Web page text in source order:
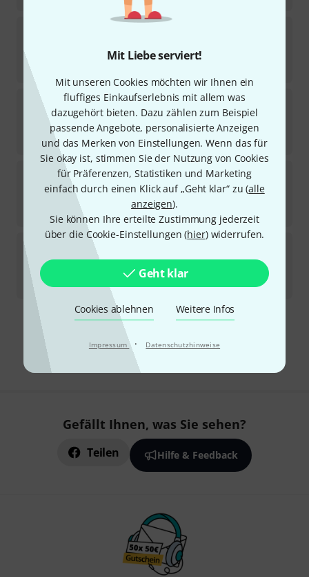
Mit Liebe serviert!
Mit unseren Cookies möchten wir Ihnen ein
fluffiges Einkaufserlebnis mit allem was
dazugehört bieten. Dazu zählen zum Beispiel
passende Angebote, personalisierte Anzeigen
und das Merken von Einstellungen. Wenn das für
Sie okay ist, stimmen Sie der Nutzung von Cookies
für Präferenzen, Statistiken und Marketing
einfach durch einen Klick auf „Geht klar“ zu (alle
anzeigen).
Sie können Ihre erteilte Zustimmung jederzeit
über die Cookie-Einstellungen (hier) widerrufen.
Geht klar
Cookies ablehnen Weitere Infos
Impressum · Datenschutzhinweise
Sofort lieferbar
Microtech GefellCMV 563 - M 7 S B-Stock
Sofort lieferbar
5.298 €
Microtech GefellM 930 Dark Bronze B-Stock
1.111
Microtech Gefell M 990 Satin Nickel
Sofort lieferbar
2.899€
Kostenloser Versand ab 29 €
Alle Preise inkl. MwSt.
Gefällt Ihnen, was Sie sehen?
Teilen Hilfe & Feedback